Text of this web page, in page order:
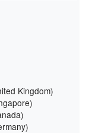
Kingdom)